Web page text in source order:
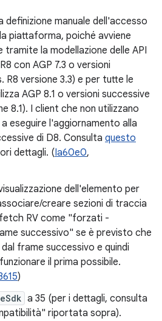
definizione manuale dell'accesso
piattaforma, poiché avviene
la modellazione delle API
con AGP 7.3 o versioni
R8 versione 3.3) e per tutte le
AGP 8.1 o versioni successive
8.1). I client che non utilizzano
eseguire l'aggiornamento alla
di D8. Consulta questo
dettagli. (Ia60e0,
dell'elemento per
creare sezioni di traccia
RV come "forzati -
successivo" se è previsto che
frame successivo e quindi
il prima possibile.
)
a 35 (per i dettagli, consulta
riportata sopra).